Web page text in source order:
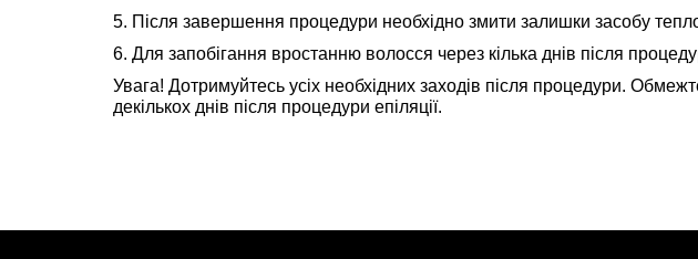
5. Після завершення процедури необхідно змити залишки засобу
6. Для запобігання вростанню волосся через кілька днів після
Увага! Дотримуйтесь усіх необхідних заходів після процедури.
декількох днів після процедури епіляції.